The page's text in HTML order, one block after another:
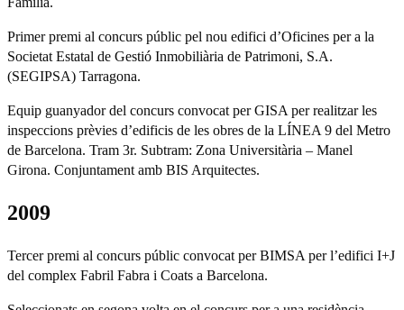
Primer premi al concurs públic pel nou edifici d’Oficines per a la
Societat Estatal de Gestió Inmobiliària de Patrimoni, S.A.
(SEGIPSA) Tarragona.
Equip guanyador del concurs convocat per GISA per realitzar les
inspeccions prèvies d’edificis de les obres de la LÍNEA 9 del Metro
de Barcelona. Tram 3r. Subtram: Zona Universitària – Manel
Girona. Conjuntament amb BIS Arquitectes.
2009
Tercer premi al concurs públic convocat per BIMSA per l’edifici I+J
del complex Fabril Fabra i Coats a Barcelona.